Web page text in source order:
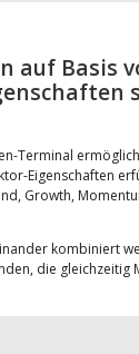
auf Basis
Terminal
Eigenschaften
Growth,
kombiniert
die gleichzeitig